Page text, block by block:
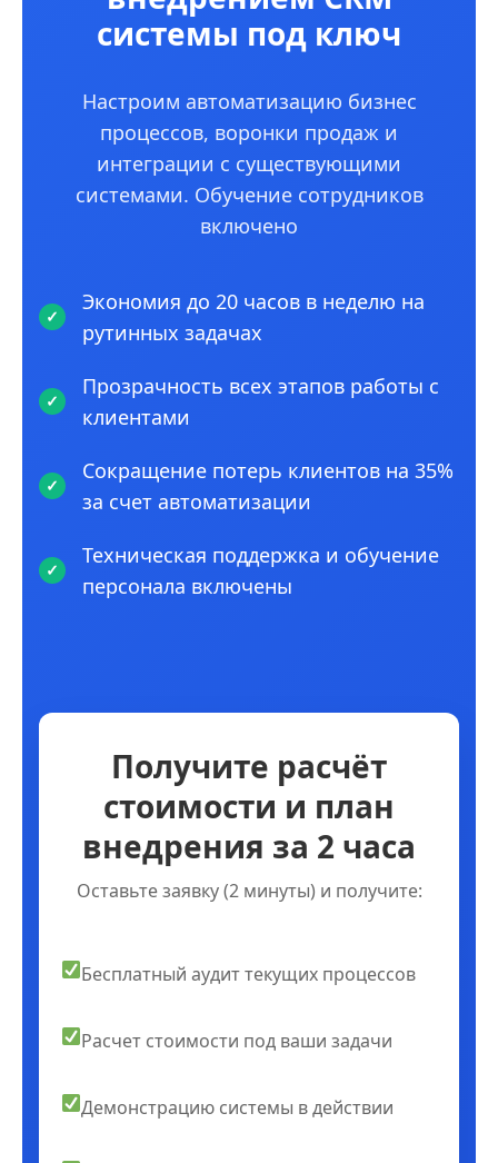
системы под ключ
Настроим автоматизацию бизнес
процессов, воронки продаж и
интеграции с существующими
системами. Обучение сотрудников
включено
Экономия до 20 часов в неделю на
рутинных задачах
Прозрачность всех этапов работы с
клиентами
Сокращение потерь клиентов на 35%
за счет автоматизации
Техническая поддержка и обучение
персонала включены
Получите расчёт
стоимости и план
внедрения за 2 часа
Оставьте заявку (2 минуты) и получите:
Бесплатный аудит текущих процессов
Расчет стоимости под ваши задачи
Демонстрацию системы в действии